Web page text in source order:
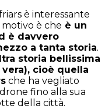
è interessante
è che è un
è davvero
a tanta storia.
storia bellissima
cioè quella
che ha vegliato
fino alla sua
della città.